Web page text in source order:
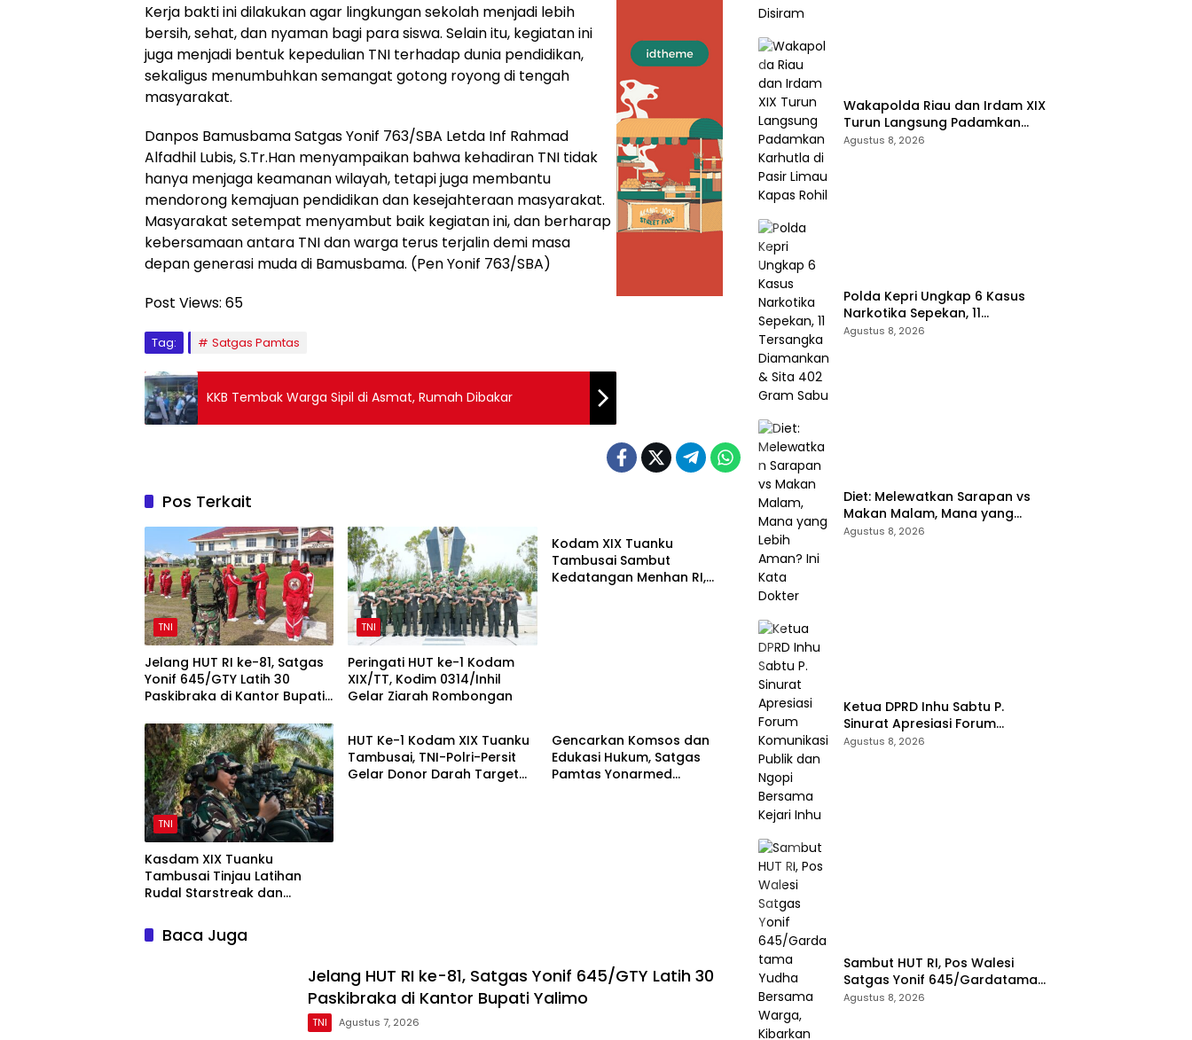
Kerja bakti ini dilakukan agar lingkungan sekolah menjadi lebih
bersih, sehat, dan nyaman bagi para siswa. Selain itu, kegiatan ini
juga menjadi bentuk kepedulian TNI terhadap dunia pendidikan,
sekaligus menumbuhkan semangat gotong royong di tengah
masyarakat.
Danpos Bamusbama Satgas Yonif 763/SBA Letda Inf Rahmad
Alfadhil Lubis, S.Tr.Han menyampaikan bahwa kehadiran TNI tidak
hanya menjaga keamanan wilayah, tetapi juga membantu
mendorong kemajuan pendidikan dan kesejahteraan masyarakat.
Masyarakat setempat menyambut baik kegiatan ini, dan berharap
kebersamaan antara TNI dan warga terus terjalin demi masa
depan generasi muda di Bamusbama. (Pen Yonif 763/SBA)
Post Views: 65
Tag: Satgas Pamtas
KKB Tembak Warga Sipil di Asmat, Rumah Dibakar
Pos Terkait
TNI
Jelang HUT RI ke-81, Satgas
Yonif 645/GTY Latih 30
Paskibraka di Kantor Bupati
TNI
Peringati HUT ke-1 Kodam
XIX/TT, Kodim 0314/Inhil
Gelar Ziarah Rombongan
Kodam XIX Tuanku
Tambusai Sambut
Kedatangan Menhan RI,
TNI
Kasdam XIX Tuanku
Tambusai Tinjau Latihan
Rudal Starstreak dan
TNI
HUT Ke-1 Kodam XIX Tuanku
Tambusai, TNI-Polri-Persit
Gelar Donor Darah Target
Gencarkan Komsos dan
Edukasi Hukum, Satgas
Pamtas Yonarmed
Baca Juga
Jelang HUT RI ke-81, Satgas Yonif 645/GTY Latih 30
Paskibraka di Kantor Bupati Yalimo
TNI Agustus 7, 2026
Wakapolda Riau dan Irdam XIX
Turun Langsung Padamkan
Karhutla di Pasir Limau Kapas
Agustus 8, 2026
Polda Kepri Ungkap 6 Kasus
Narkotika Sepekan, 11
Tersangka Diamankan & Sita
Agustus 8, 2026
Diet: Melewatkan Sarapan vs
Makan Malam, Mana yang
Lebih Aman? Ini Kata Dokter
Agustus 8, 2026
Ketua DPRD Inhu Sabtu P.
Sinurat Apresiasi Forum
Komunikasi Publik dan Ngopi
Agustus 8, 2026
Sambut HUT RI, Pos Walesi
Satgas Yonif 645/Gardatama
Yudha Bersama Warga,
Agustus 8, 2026